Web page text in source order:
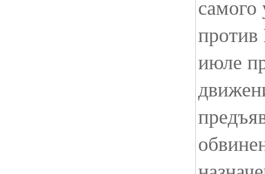
самого
против
июле